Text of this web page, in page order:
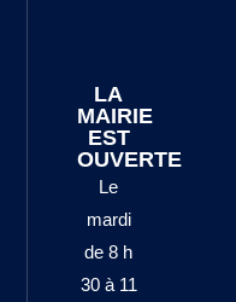
LA
MAIRIE
EST
OUVERTE
Le
mardi
de 8 h
30 à 11